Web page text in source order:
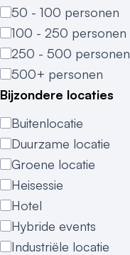
50 - 100 personen
100 - 250 personen
250 - 500 personen
500+ personen
Bijzondere locaties
Buitenlocatie
Duurzame locatie
Groene locatie
Heisessie
Hotel
Hybride events
Industriële locatie